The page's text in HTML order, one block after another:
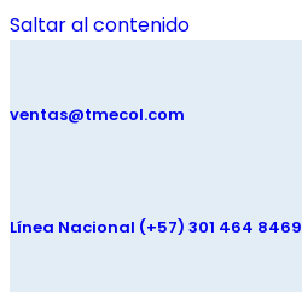
Saltar al contenido
ventas@tmecol.com
Línea Nacional (+57) 301 464 8469